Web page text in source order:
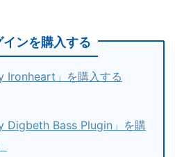
ンを購入する
Ironheart」を購入する
Digbeth Bass Plugin」を購